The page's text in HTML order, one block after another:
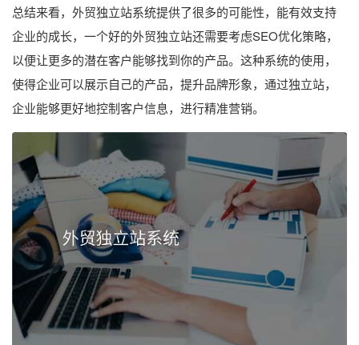
总结来看，外贸独立站系统提供了很多的可能性，能有效支持
企业的成长，一个好的外贸独立站还需要考虑SEO优化策略，
以便让更多的潜在客户能够找到你的产品。这种系统的使用，
使得企业可以展示自己的产品，提升品牌形象，通过独立站，
企业能够更好地控制客户信息，进行精准营销。